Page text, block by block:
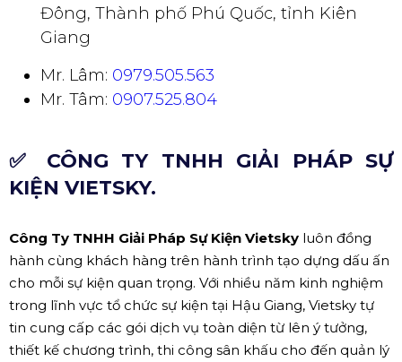
Đông, Thành phố Phú Quốc, tỉnh Kiên
Giang
Mr. Lâm: 0979.505.563
Mr. Tâm: 0907.525.804
✅ CÔNG TY TNHH GIẢI PHÁP SỰ
KIỆN VIETSKY.
Công Ty TNHH Giải Pháp Sự Kiện Vietsky luôn đồng
hành cùng khách hàng trên hành trình tạo dựng dấu ấn
cho mỗi sự kiện quan trọng. Với nhiều năm kinh nghiệm
trong lĩnh vực tổ chức sự kiện tại Hậu Giang, Vietsky tự
tin cung cấp các gói dịch vụ toàn diện từ lên ý tưởng,
thiết kế chương trình, thi công sân khấu cho đến quản lý